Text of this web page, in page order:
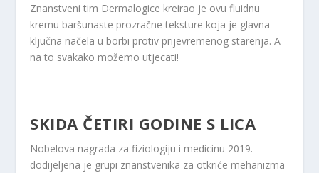
Znanstveni tim Dermalogice kreirao je ovu fluidnu
kremu baršunaste prozračne teksture koja je glavna
ključna načela u borbi protiv prijevremenog starenja. A
na to svakako možemo utjecati!
SKIDA ČETIRI GODINE S LICA
Nobelova nagrada za fiziologiju i medicinu 2019.
dodijeljena je grupi znanstvenika za otkriće mehanizma